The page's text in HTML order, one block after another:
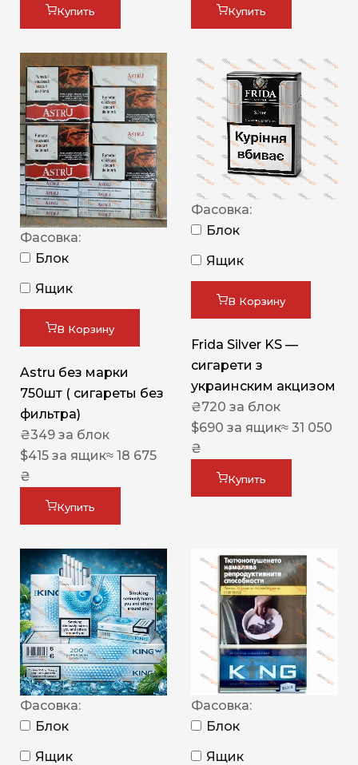
Купить Купить
Фасовка:
Блок
Ящик
В Корзину
Astru без марки
750шт ( сигареты без
фильтра)
₴349 за блок
$415 за ящик≈ 18 675
₴
Купить
Фасовка:
Блок
Ящик
В Корзину
Frida Silver KS —
сигарети з
украинским акцизом
₴720 за блок
$690 за ящик≈ 31 050
₴
Купить
Фасовка:
Блок
Ящик
Фасовка:
Блок
Ящик